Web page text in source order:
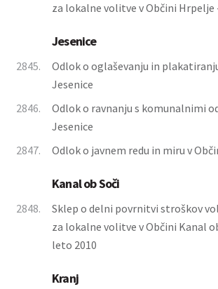
za lokalne volitve v Občini Hrpelje
Jesenice
2845.
Odlok o oglaševanju in
Jesenice
2846.
Odlok o ravnanju s komunalnimi
Jesenice
2847.
Odlok o javnem redu in miru v
Kanal ob Soči
2848.
Sklep o delni povrnitvi stroškov
za lokalne volitve v Občini Kanal
leto 2010
Kranj